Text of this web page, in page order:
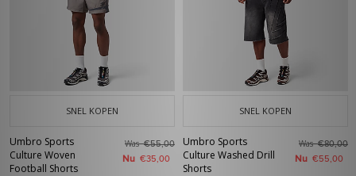
SNEL KOPEN
Umbro Sports
Culture Woven
Football Shorts
Was€55,00
Nu €35,00
SNEL KOPEN
Umbro Sports
Culture Washed Drill
Shorts
Was€80,00
Nu €55,00